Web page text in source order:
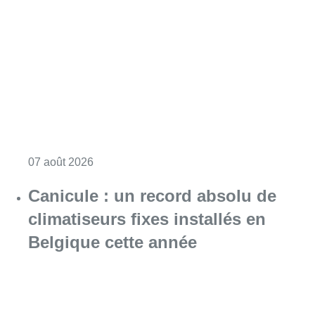
07 août 2026
Canicule : un record absolu de
climatiseurs fixes installés en
Belgique cette année